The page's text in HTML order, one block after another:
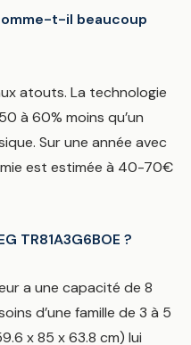
t-il beaucoup
atouts. La technologie
à 60% moins qu’un
Sur une année avec
est estimée à 40-70€
TR81A3G6BOE ?
a une capacité de 8
d’une famille de 3 à 5
x 85 x 63.8 cm) lui